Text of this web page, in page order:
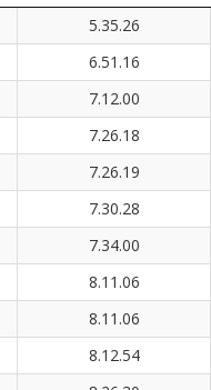
5.35.26
6.51.16
7.12.00
7.26.18
7.26.19
7.30.28
7.34.00
8.11.06
8.11.06
8.12.54